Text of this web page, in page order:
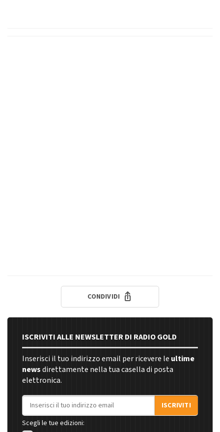
CONDIVIDI
ISCRIVITI ALLE NEWSLETTER DI RADIO GOLD
Inserisci il tuo indirizzo email per ricevere le ultime
newsdirettamente nella tua casella di posta
elettronica.
Indirizzo email
ISCRIVITI
Scegli le tue edizioni: